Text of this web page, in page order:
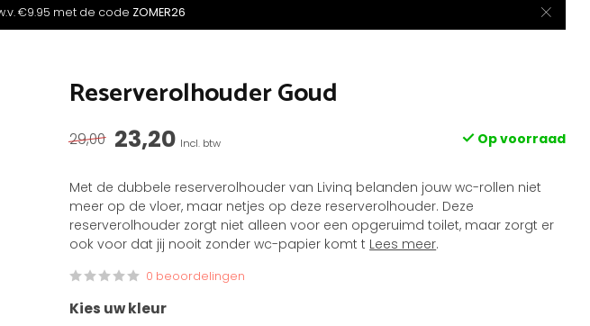
€9.95 met de code ZOMER26
Reserverolhouder Goud
29,00 23,20 Incl. btw Op voorraad
Met de dubbele reserverolhouder van Livinq belanden jouw wc-rollen niet
meer op de vloer, maar netjes op deze reserverolhouder. Deze
reserverolhouder zorgt niet alleen voor een opgeruimd toilet, maar zorgt er
ook voor dat jij nooit zonder wc-papier komt t Lees meer.
0 beoordelingen
Kies uw kleur